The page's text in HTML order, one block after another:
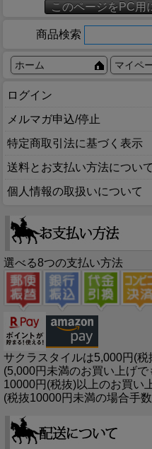
このページをPC用
商品検索
ホーム マイペ
ログイン
メルマガ申込/停止
特定商取引法に基づく表示
送料とお支払い方法について
個人情報の取扱いについて
選べる8つの支払い方法
サクラスタイルは5,000円(税
(5,000円未満のお買い上げ
10000円(税抜)以上のお買い
(税抜10000円未満の場合手